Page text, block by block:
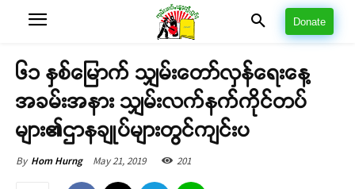
Donate
၆၁ နှစ်မြောက် သျှမ်းတော်လှန်ရေးနေ့
အခမ်းအနား သျှမ်းလက်နက်ကိုင်တပ်
များ၏ဌာနချုပ်များတွင်ကျင်းပ
By Hom Hurng May 21, 2019 201